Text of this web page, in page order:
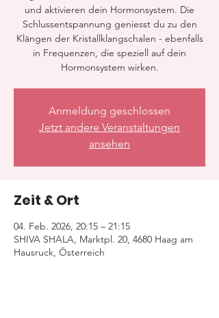
und aktivieren dein Hormonsystem. Die
Schlussentspannung geniesst du zu den
Klängen der Kristallklangschalen - ebenfalls
in Frequenzen, die speziell auf dein
Hormonsystem wirken.
Anmeldung geschlossen
Jetzt andere Veranstaltungen
ansehen
Zeit & Ort
04. Feb. 2026, 20:15 – 21:15
SHIVA SHALA, Marktpl. 20, 4680 Haag am
Hausruck, Österreich